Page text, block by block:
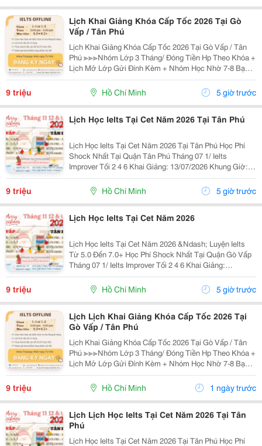
Lịch Khai Giảng Khóa Cấp Tốc 2026 Tại Gò
Vấp / Tân Phú
Lịch Khai Giảng Khóa Cấp Tốc 2026 Tại Gò Vấp / Tân
Phú ≫≫≫Nhóm Lớp 3 Tháng/ Đóng Tiền Hp Theo Khóa +
Lịch Mở Lớp Gửi Đính Kèm + Nhóm Học Nhờ 7-8 Bạn/
Lớp + Giáo Trình Ielts Có Band Điểm Lộ Trình, Sách
Nước Ngoài Bám Sát + Chia Đều 4 Kỹ...
9 triệu Hồ Chí Minh 5 giờ trước
Lịch Học Ielts Tại Cet Năm 2026 Tại Tân Phú
Lịch Học Ielts Tại Cet Năm 2026 Tại Tân Phú Học Phí
Shock Nhất Tại Quận Tân Phú Tháng 07 1/ Ielts
Improver Tối 2 4 6 Khai Giảng: 13/07/2026 Khung Giờ:
18:00 Đến 21:00 Học Phí Ưu Đãi 5% Khi Đăng Ký 2/ Ielts
Basic Tối 3 5 7 Khai...
9 triệu Hồ Chí Minh 5 giờ trước
Lịch Học Ielts Tại Cet Năm 2026
Lịch Học Ielts Tại Cet Năm 2026 &Ndash; Luyện Ielts
Từ 5.0 Đến 7.0+ Học Phí Shock Nhất Tại Quận Gò Vấp
Tháng 07 1/ Ielts Improver Tối 2 4 6 Khai Giảng:
13/07/2026 Khung Giờ: 18:00 Đến 21:00 Học Phí Ưu Đãi
5% Khi Đăng Ký 2/ Ielts...
9 triệu Hồ Chí Minh 5 giờ trước
Lịch Lịch Khai Giảng Khóa Cấp Tốc 2026 Tại
Gò Vấp / Tân Phú
Lịch Khai Giảng Khóa Cấp Tốc 2026 Tại Gò Vấp / Tân
Phú ≫≫≫Nhóm Lớp 3 Tháng/ Đóng Tiền Hp Theo Khóa +
Lịch Mở Lớp Gửi Đính Kèm + Nhóm Học Nhờ 7-8 Bạn/
Lớp + Giáo Trình Ielts Có Band Điểm Lộ Trình, Sách
Nước Ngoài Bám Sát + Chia Đều 4 Kỹ...
9 triệu Hồ Chí Minh 1 ngày trước
Lịch Lịch Học Ielts Tại Cet Năm 2026 Tại Tân
Phú
Lịch Học Ielts Tại Cet Năm 2026 Tại Tân Phú Học Phí